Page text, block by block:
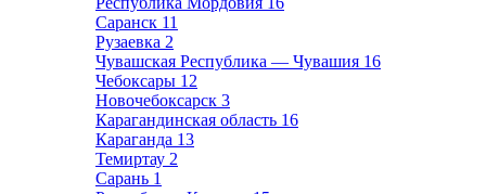
Саранск 11
Рузаевка 2
Чувашская Республика — Чувашия 16
Чебоксары 12
Новочебоксарск 3
Карагандинская область 16
Караганда 13
Темиртау 2
Сарань 1